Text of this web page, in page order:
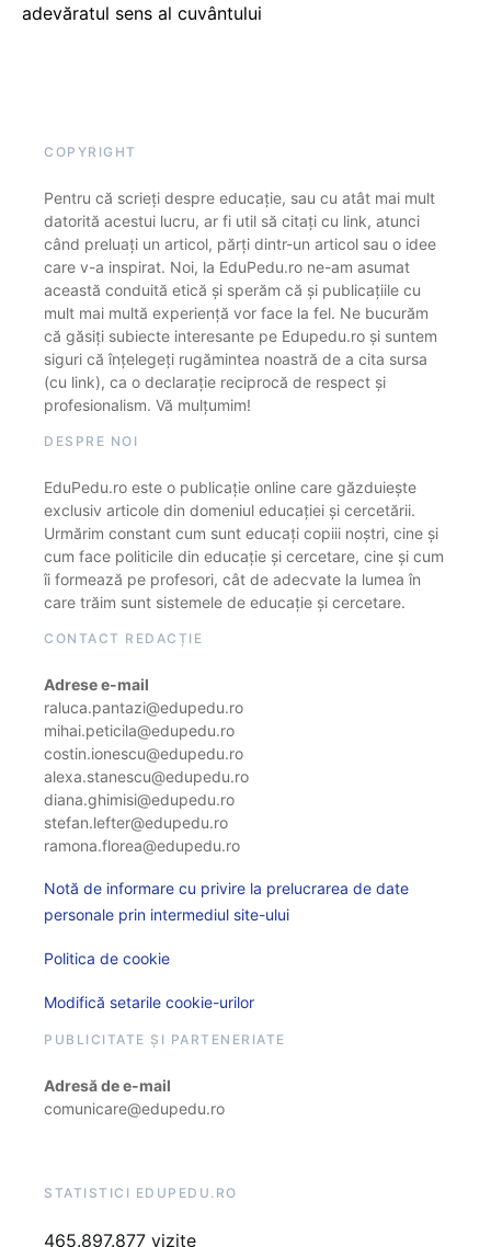
adevăratul sens al cuvântului
COPYRIGHT
Pentru că scrieți despre educație, sau cu atât mai mult
datorită acestui lucru, ar fi util să citați cu link, atunci
când preluați un articol, părți dintr-un articol sau o idee
care v-a inspirat. Noi, la EduPedu.ro ne-am asumat
această conduită etică și sperăm că și publicațiile cu
mult mai multă experiență vor face la fel. Ne bucurăm
că găsiți subiecte interesante pe Edupedu.ro și suntem
siguri că înțelegeți rugămintea noastră de a cita sursa
(cu link), ca o declarație reciprocă de respect și
profesionalism. Vă mulțumim!
DESPRE NOI
EduPedu.ro este o publicație online care găzduiește
exclusiv articole din domeniul educației și cercetării.
Urmărim constant cum sunt educați copiii noștri, cine și
cum face politicile din educație și cercetare, cine și cum
îi formează pe profesori, cât de adecvate la lumea în
care trăim sunt sistemele de educație și cercetare.
CONTACT REDACȚIE
Adrese e-mail
raluca.pantazi@edupedu.ro
mihai.peticila@edupedu.ro
costin.ionescu@edupedu.ro
alexa.stanescu@edupedu.ro
diana.ghimisi@edupedu.ro
stefan.lefter@edupedu.ro
ramona.florea@edupedu.ro
Notă de informare cu privire la prelucrarea de date
personale prin intermediul site-ului
Politica de cookie
Modifică setarile cookie-urilor
PUBLICITATE ȘI PARTENERIATE
Adresă de e-mail
comunicare@edupedu.ro
STATISTICI EDUPEDU.RO
465.897.877 vizite